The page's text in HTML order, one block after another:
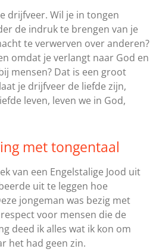
drijfveer. Wil je in tongen
de indruk te brengen van je
te verwerven over anderen?
omdat je verlangt naar God en
mensen? Dat is een groot
je drijfveer de liefde zijn,
leven, leven we in God,
met tongentaal
van een Engelstalige Jood uit
uit te leggen hoe
jongeman was bezig met
voor mensen die de
deed ik alles wat ik kon om
het had geen zin.